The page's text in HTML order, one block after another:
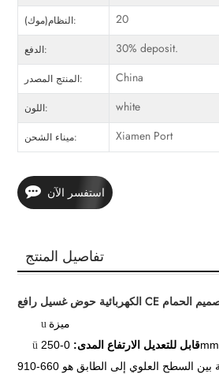
النظام(موك): 20
الدفع: 30% deposit.
المنتج المصدر: China
اللون: white
ميناء الشحن: Xiamen Port
استفسر الآن
تفاصيل المنتج
u ميزة
ü
قابل للتعديل الارتفاع المدى:0-250mm